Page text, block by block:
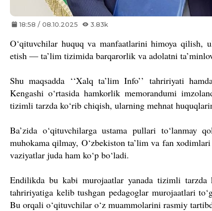
18:58 / 08.10.2025 3.83k
O‘qituvchilar huquq va manfaatlarini himoya qilish,
etish — ta’lim tizimida barqarorlik va adolatni
Shu maqsadda ‘‘Xalq ta’lim Info’’ tahririyati
Kengashi o‘rtasida hamkorlik memorandumi
tizimli tarzda ko‘rib chiqish, ularning mehnat
Ba’zida o‘qituvchilarga ustama pullari to‘lanmay
muhokama qilmay, O‘zbekiston ta’lim va fan
vaziyatlar juda ham ko‘p bo‘ladi.
Endilikda bu kabi murojaatlar yanada tizimli
tahririyatiga kelib tushgan pedagoglar murojaatlari
Bu orqali o‘qituvchilar o‘z muammolarini rasmiy